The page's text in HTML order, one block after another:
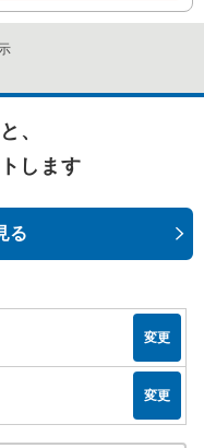
、
します
る
変更
変更